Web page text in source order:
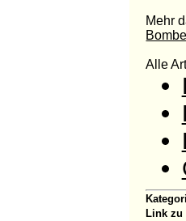
Mehr
Alle
Link zu